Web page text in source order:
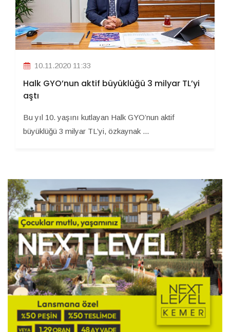
10.11.2020 11:33
Halk GYO’nun aktif büyüklüğü 3 milyar TL’yi
aştı
Bu yıl 10. yaşını kutlayan Halk GYO’nun aktif
büyüklüğü 3 milyar TL’yi, özkaynak ...